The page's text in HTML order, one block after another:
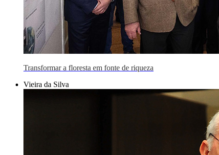
Transformar a floresta em fonte de riqueza
Vieira da Silva